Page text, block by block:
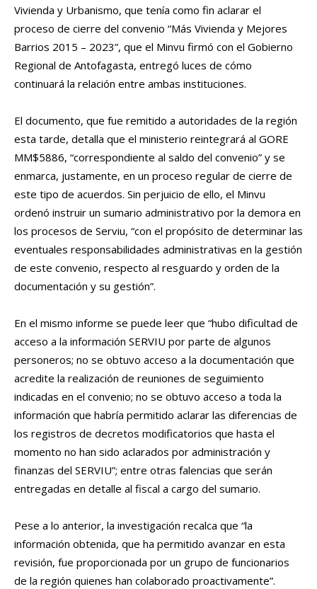
Vivienda y Urbanismo, que tenía como fin aclarar el
proceso de cierre del convenio “Más Vivienda y Mejores
Barrios 2015 – 2023”, que el Minvu firmó con el Gobierno
Regional de Antofagasta, entregó luces de cómo
continuará la relación entre ambas instituciones.
El documento, que fue remitido a autoridades de la región
esta tarde, detalla que el ministerio reintegrará al GORE
MM$5886, “correspondiente al saldo del convenio” y se
enmarca, justamente, en un proceso regular de cierre de
este tipo de acuerdos. Sin perjuicio de ello, el Minvu
ordenó instruir un sumario administrativo por la demora en
los procesos de Serviu, “con el propósito de determinar las
eventuales responsabilidades administrativas en la gestión
de este convenio, respecto al resguardo y orden de la
documentación y su gestión”.
En el mismo informe se puede leer que “hubo dificultad de
acceso a la información SERVIU por parte de algunos
personeros; no se obtuvo acceso a la documentación que
acredite la realización de reuniones de seguimiento
indicadas en el convenio; no se obtuvo acceso a toda la
información que habría permitido aclarar las diferencias de
los registros de decretos modificatorios que hasta el
momento no han sido aclarados por administración y
finanzas del SERVIU”; entre otras falencias que serán
entregadas en detalle al fiscal a cargo del sumario.
Pese a lo anterior, la investigación recalca que “la
información obtenida, que ha permitido avanzar en esta
revisión, fue proporcionada por un grupo de funcionarios
de la región quienes han colaborado proactivamente”.